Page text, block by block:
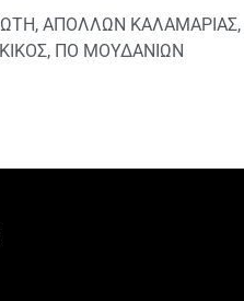
, ΑΠΟΛΛΩΝ ΚΑΛΑΜΑΡΙΑΣ,
, ΠΟ ΜΟΥΔΑΝΙΩΝ